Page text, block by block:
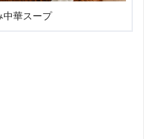
中華スープ